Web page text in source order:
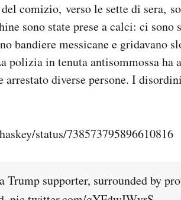
comizio, verso le sette di sera,
sono state prese a calci: ci
bandiere messicane e gridavano
polizia in tenuta antisommossa ha
diverse persone. I
status/738573795896610816
Trump supporter, surrounded by